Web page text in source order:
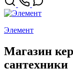
Элемент
Магазин
сантехники